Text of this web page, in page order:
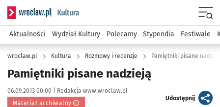
Serwis informacyjny wroclaw.pl podserwis: Kultura
Aktualności Wydział Kultury Polecamy Stypendia Festiwale
wroclaw.pl Kultura Rozmowy i recenzje Pamiętniki pisane
Pamiętniki pisane nadzieją
Data publikacji:
06.09.2013 00:00 | Autor:
Redakcja www.wroclaw.pl
Materiał archiwalny
Udostępnijartykuł